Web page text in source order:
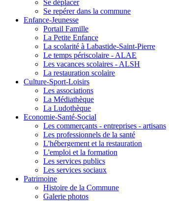
Se déplacer
Se repérer dans la commune
Enfance-Jeunesse
Portail Famille
La Petite Enfance
La scolarité à Labastide-Saint-Pierre
Le temps périscolaire - ALAE
Les vacances scolaires - ALSH
La restauration scolaire
Culture-Sport-Loisirs
Les associations
La Médiathèque
La Ludothèque
Economie-Santé-Social
Les commerçants - entreprises - artisans
Les professionnels de la santé
L'hébergement et la restauration
L'emploi et la formation
Les services publics
Les services sociaux
Patrimoine
Histoire de la Commune
Galerie photos